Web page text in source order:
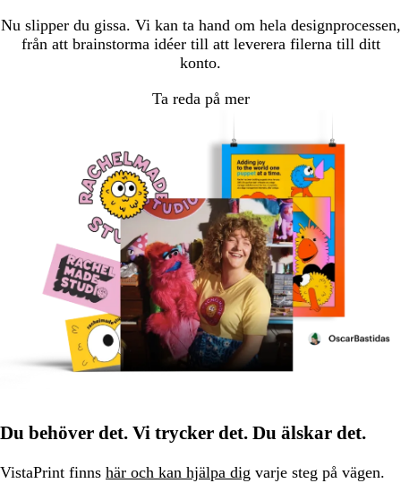
Nu slipper du gissa. Vi kan ta hand om hela designprocessen,
från att brainstorma idéer till att leverera filerna till ditt
konto.
Ta reda på mer
Du behöver det. Vi trycker det. Du älskar det.
VistaPrint finns här och kan hjälpa dig varje steg på vägen.